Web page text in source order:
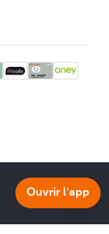
Ouvrir l'app